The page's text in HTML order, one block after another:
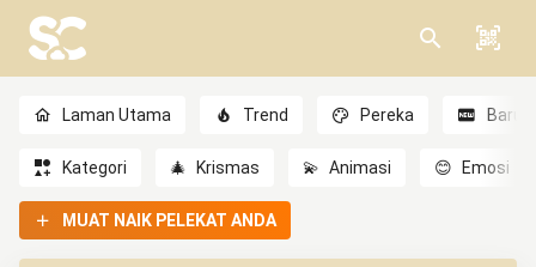
Laman Utama Trend Pereka Baru
Kategori 🎄 Krismas 💫 Animasi 😊 Emosi
MUAT NAIK PELEKAT ANDA